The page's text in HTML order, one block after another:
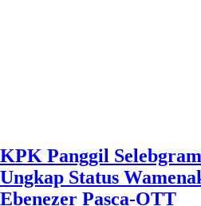
KPK Panggil
Ungkap Status
Ebenezer Pasca-OTT